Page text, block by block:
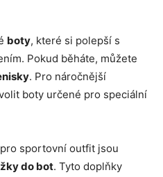
boty, které si polepší s
Pokud běháte, můžete
. Pro náročnější
boty určené pro speciální
sportovní outfit jsou
do bot. Tyto doplňky